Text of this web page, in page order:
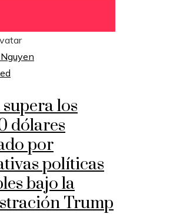
los
dólares
por
políticas
bajo la
Trump